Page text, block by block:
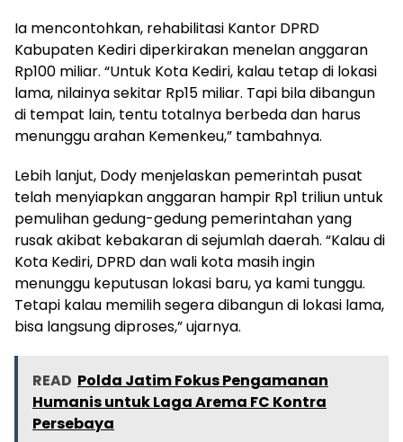
Ia mencontohkan, rehabilitasi Kantor DPRD
Kabupaten Kediri diperkirakan menelan anggaran
Rp100 miliar. “Untuk Kota Kediri, kalau tetap di lokasi
lama, nilainya sekitar Rp15 miliar. Tapi bila dibangun
di tempat lain, tentu totalnya berbeda dan harus
menunggu arahan Kemenkeu,” tambahnya.
Lebih lanjut, Dody menjelaskan pemerintah pusat
telah menyiapkan anggaran hampir Rp1 triliun untuk
pemulihan gedung-gedung pemerintahan yang
rusak akibat kebakaran di sejumlah daerah. “Kalau di
Kota Kediri, DPRD dan wali kota masih ingin
menunggu keputusan lokasi baru, ya kami tunggu.
Tetapi kalau memilih segera dibangun di lokasi lama,
bisa langsung diproses,” ujarnya.
READ Polda Jatim Fokus Pengamanan
Humanis untuk Laga Arema FC Kontra
Persebaya